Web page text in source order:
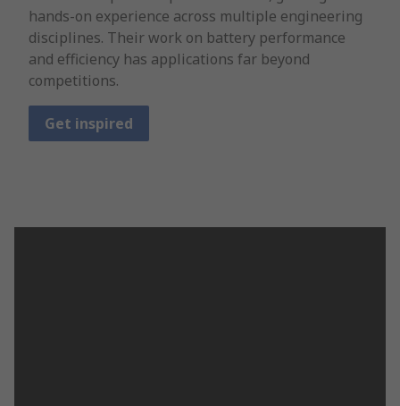
hands-on experience across multiple engineering
disciplines. Their work on battery performance
and efficiency has applications far beyond
competitions.
Get inspired